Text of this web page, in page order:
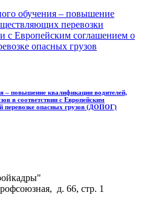
– повышение квалификации водителей,
в соответствии с Европейским
перевозке опасных грузов (ДОПОГ)
д. 66, стр. 1